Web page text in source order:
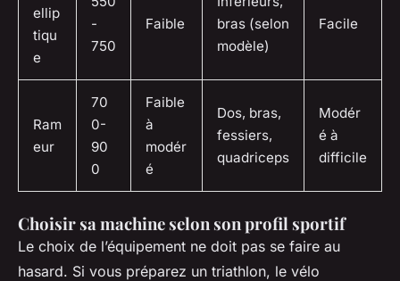
ellip
tiqu
e
-
750
Faible
bras (selon
modèle)
Facile
Ram
eur
70
0-
90
0
Faible
à
modér
é
Dos, bras,
fessiers,
quadriceps
Modér
é à
difficile
Choisir sa machine selon son profil sportif
Le choix de l’équipement ne doit pas se faire au
hasard. Si vous préparez un triathlon, le vélo